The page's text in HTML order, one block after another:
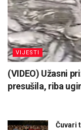
VIJESTI
(VIDEO) Užasni
presušila, riba
Čuvari